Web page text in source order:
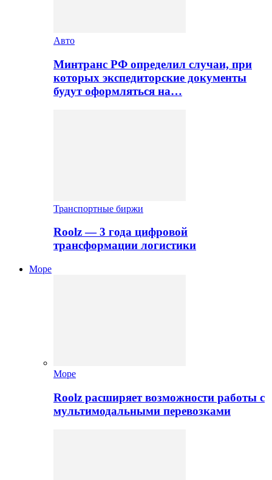
Авто
Минтранс РФ определил случаи, при
которых экспедиторские документы
будут оформляться на…
Транспортные биржи
Roolz — 3 года цифровой
трансформации логистики
Море
Море
Roolz расширяет возможности работы с
мультимодальными перевозками